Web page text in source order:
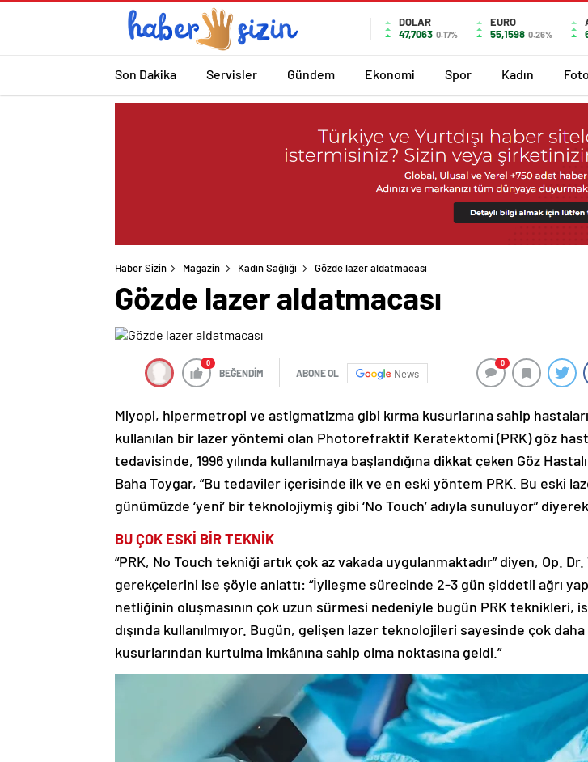
DOLAR
47,7063 0.17%
EURO
55,1598 0.26%
Son Dakika Servisler Gündem Ekonomi Spor Kadın
Haber Sizin Magazin Kadın Sağlığı Gözde lazer aldatmacası
Gözde lazer aldatmacası
0
BEĞENDİM ABONE OL News
0
Miyopi, hipermetropi ve astigmatizma gibi kırma kusurlarına sahip
kullanılan bir lazer yöntemi olan Photorefraktif Keratektomi (PRK) göz
tedavisinde, 1996 yılında kullanılmaya başlandığına dikkat çeken Göz
Baha Toygar, “Bu tedaviler içerisinde ilk ve en eski yöntem PRK. Bu eski
günümüzde ‘yeni’ bir teknolojiymiş gibi ‘No Touch’ adıyla sunuluyor”
BU ÇOK ESKİ BİR TEKNİK
“PRK, No Touch tekniği artık çok az vakada uygulanmaktadır” diyen, Op.
gerekçelerini ise şöyle anlattı: “İyileşme sürecinde 2-3 gün şiddetli ağrı
netliğinin oluşmasının çok uzun sürmesi nedeniyle bugün PRK teknikleri,
dışında kullanılmıyor. Bugün, gelişen lazer teknolojileri sayesinde çok
kusurlarından kurtulma imkânına sahip olma noktasına geldi.”